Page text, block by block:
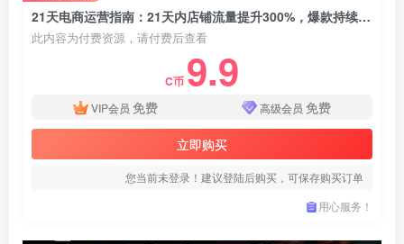
21天电商运营指南：21天内店铺流量提升300%，爆款持续率提升80%
此内容为付费资源，请付费后查看
C币 9.9
VIP会员 免费 高级会员 免费
立即购买
您当前未登录！建议登陆后购买，可保存购买订单
用心服务！